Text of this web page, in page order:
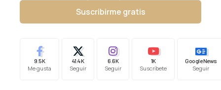
Suscribirme gratis
9.5K
Me gusta
41.4K
Seguir
6.6K
Seguir
1K
Suscríbete
Google News
Seguir